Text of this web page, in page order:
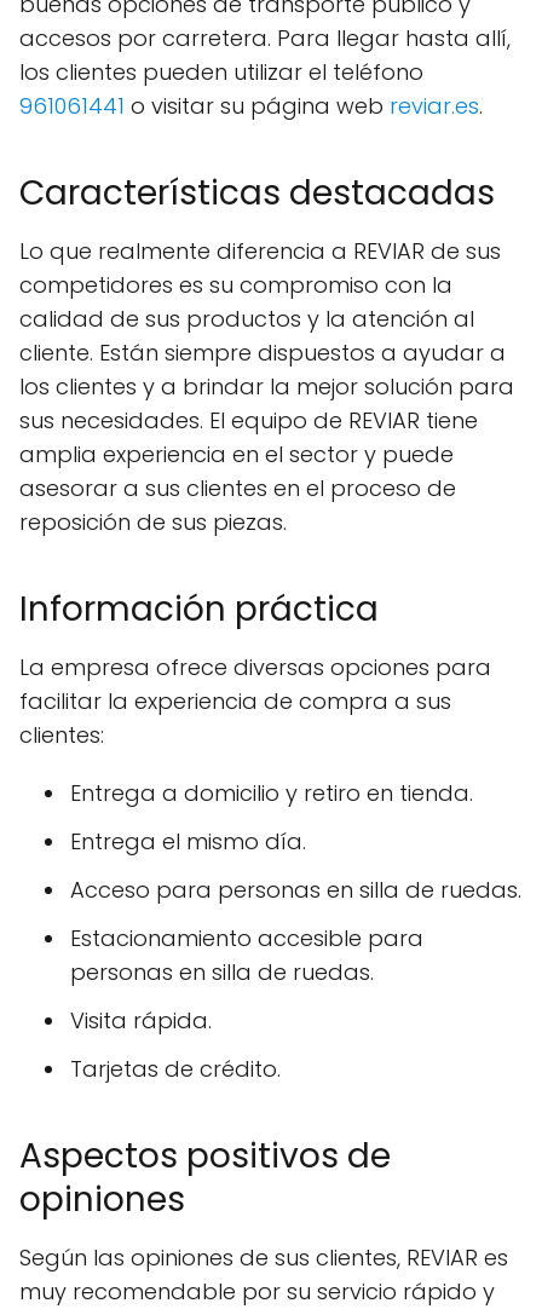
accesos por carretera. Para llegar hasta allí,
los clientes pueden utilizar el teléfono
961061441 o visitar su página web reviar.es.
Características destacadas
Lo que realmente diferencia a REVIAR de sus
competidores es su compromiso con la
calidad de sus productos y la atención al
cliente. Están siempre dispuestos a ayudar a
los clientes y a brindar la mejor solución para
sus necesidades. El equipo de REVIAR tiene
amplia experiencia en el sector y puede
asesorar a sus clientes en el proceso de
reposición de sus piezas.
Información práctica
La empresa ofrece diversas opciones para
facilitar la experiencia de compra a sus
clientes:
Entrega a domicilio y retiro en tienda.
Entrega el mismo día.
Acceso para personas en silla de ruedas.
Estacionamiento accesible para
personas en silla de ruedas.
Visita rápida.
Tarjetas de crédito.
Aspectos positivos de
opiniones
Según las opiniones de sus clientes, REVIAR es
muy recomendable por su servicio rápido y